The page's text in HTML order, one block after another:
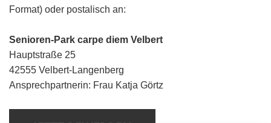
Format) oder postalisch an:
Senioren-Park carpe diem Velbert
Hauptstraße 25
42555 Velbert-Langenberg
Ansprechpartnerin: Frau Katja Görtz